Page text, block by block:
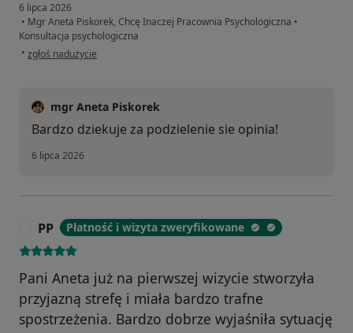
6 lipca 2026
• Mgr Aneta Piskorek, Chcę Inaczej Pracownia Psychologiczna •
Konsultacja psychologiczna
• w opinii użytkownika Izabela
zgłoś nadużycie
mgr Aneta Piskorek
Bardzo dziekuje za podzielenie sie opinia!
6 lipca 2026
PP Płatność i wizyta zweryfikowane
Pani Aneta już na pierwszej wizycie stworzyła
przyjazną strefę i miała bardzo trafne
spostrzeżenia. Bardzo dobrze wyjaśniła sytuację